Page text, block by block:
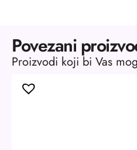
Povezani
Proizvodi koji bi Vas